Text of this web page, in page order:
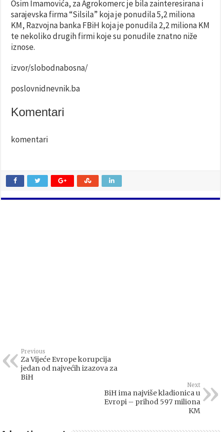
Osim Imamovića, za Agrokomerc je bila zainteresirana i
sarajevska firma “Silsila” koja je ponudila 5,2 miliona
KM, Razvojna banka FBiH koja je ponudila 2,2 miliona KM
te nekoliko drugih firmi koje su ponudile znatno niže
iznose.
izvor/slobodnabosna/
poslovnidnevnik.ba
Komentari
komentari
Previous
Za Vijeće Evrope korupcija
jedan od najvećih izazova za
BiH
Next
BiH ima najviše kladionica u
Evropi – prihod 597 miliona
KM